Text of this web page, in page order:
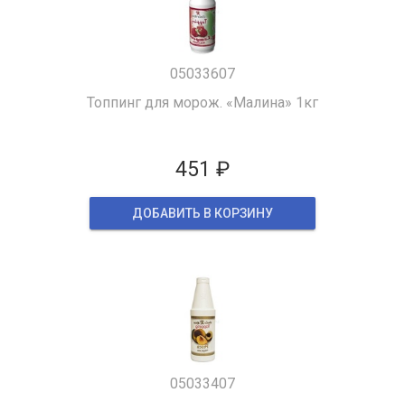
05033607
Топпинг для морож. «Малина» 1кг
451 ₽
ДОБАВИТЬ В КОРЗИНУ
05033407